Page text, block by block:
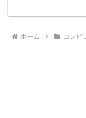
ホーム コンピ